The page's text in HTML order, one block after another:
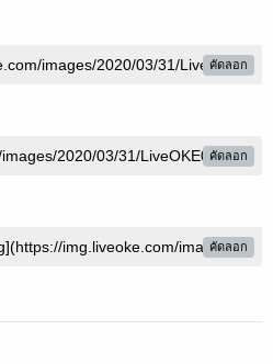
คัดลอก
คัดลอก
คัดลอก